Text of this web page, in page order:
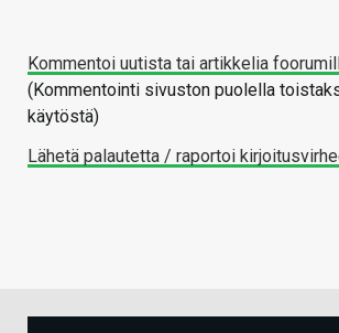
Kommentoi uutista tai artikkelia
(Kommentointi sivuston puolella
käytöstä)
Lähetä palautetta / raportoi